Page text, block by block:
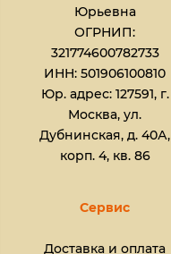
Юрьевна​
ОГРНИП:
321774600782733
ИНН: 501906100810
Юр. адрес: 127591, г.
Москва, ул.
Дубнинская, д. 40А,
корп. 4, кв. 86
Сервис
Доставка и оплата